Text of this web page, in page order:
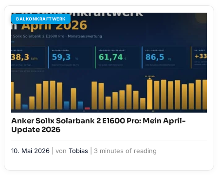
Anker Solix Solarbank 2 E1600 Pro: Mein April-
Update 2026
10. Mai 2026 | von Tobias 3 minutes of reading
BALKONKRAFTWERK